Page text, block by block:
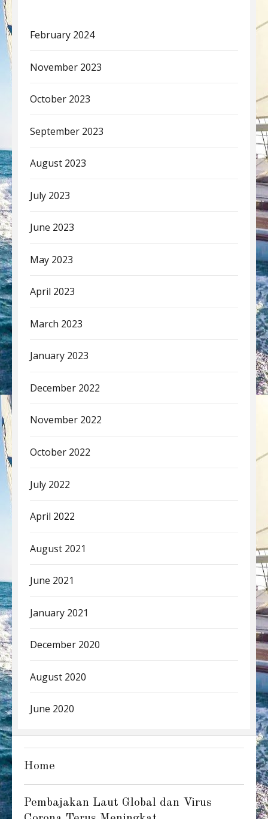
February 2024
November 2023
October 2023
September 2023
August 2023
July 2023
June 2023
May 2023
April 2023
March 2023
January 2023
December 2022
November 2022
October 2022
July 2022
April 2022
August 2021
June 2021
January 2021
December 2020
August 2020
June 2020
Home
Pembajakan Laut Global dan Virus